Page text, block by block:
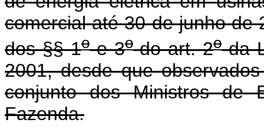
comercial até 30 de junho de
dos §§ 1oe 3odo art. 2oda
2001, desde que
conjunto dos Ministros de
Fazenda.